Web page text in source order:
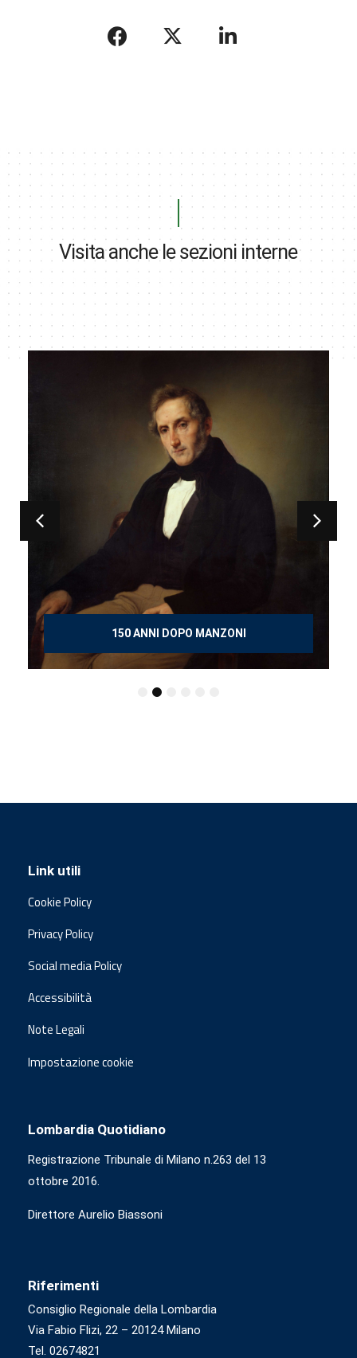
Visita anche le sezioni interne
150 ANNI DOPO MANZONI
Link utili
Cookie Policy
Privacy Policy
Social media Policy
Accessibilità
Note Legali
Impostazione cookie
Lombardia Quotidiano
Registrazione Tribunale di Milano n.263 del 13
ottobre 2016.
Direttore Aurelio Biassoni
Riferimenti
Consiglio Regionale della Lombardia
Via Fabio Flizi, 22 – 20124 Milano
Tel. 02674821